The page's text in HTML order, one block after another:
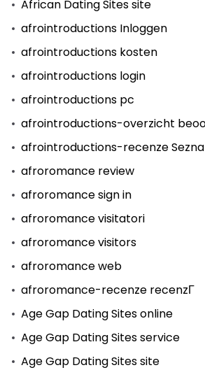
African Dating Sites site
afrointroductions Inloggen
afrointroductions kosten
afrointroductions login
afrointroductions pc
afrointroductions-overzicht
afrointroductions-recenze
afroromance review
afroromance sign in
afroromance visitatori
afroromance visitors
afroromance web
afroromance-recenze recenzГ­
Age Gap Dating Sites online
Age Gap Dating Sites service
Age Gap Dating Sites site